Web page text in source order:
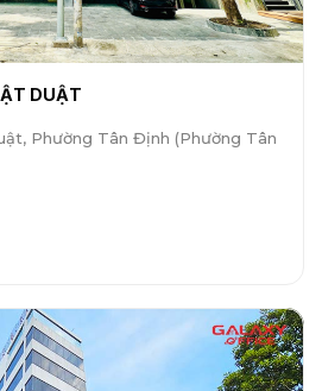
DUẬT
Phường Tân Định (Phường Tân